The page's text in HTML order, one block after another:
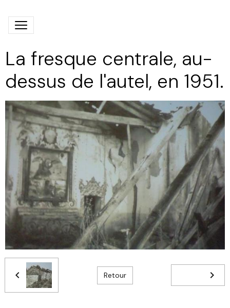
La fresque centrale, au-
dessus de l'autel, en 1951.
Retour